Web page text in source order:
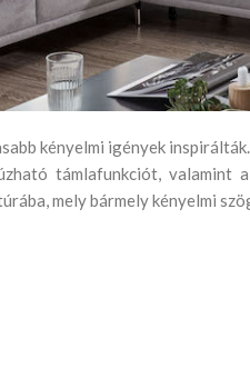
kényelmi igények
támlafunkciót, valamint
mely bármely kényelmi